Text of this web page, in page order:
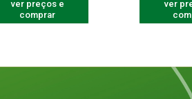
ver preços e
comprar
ver